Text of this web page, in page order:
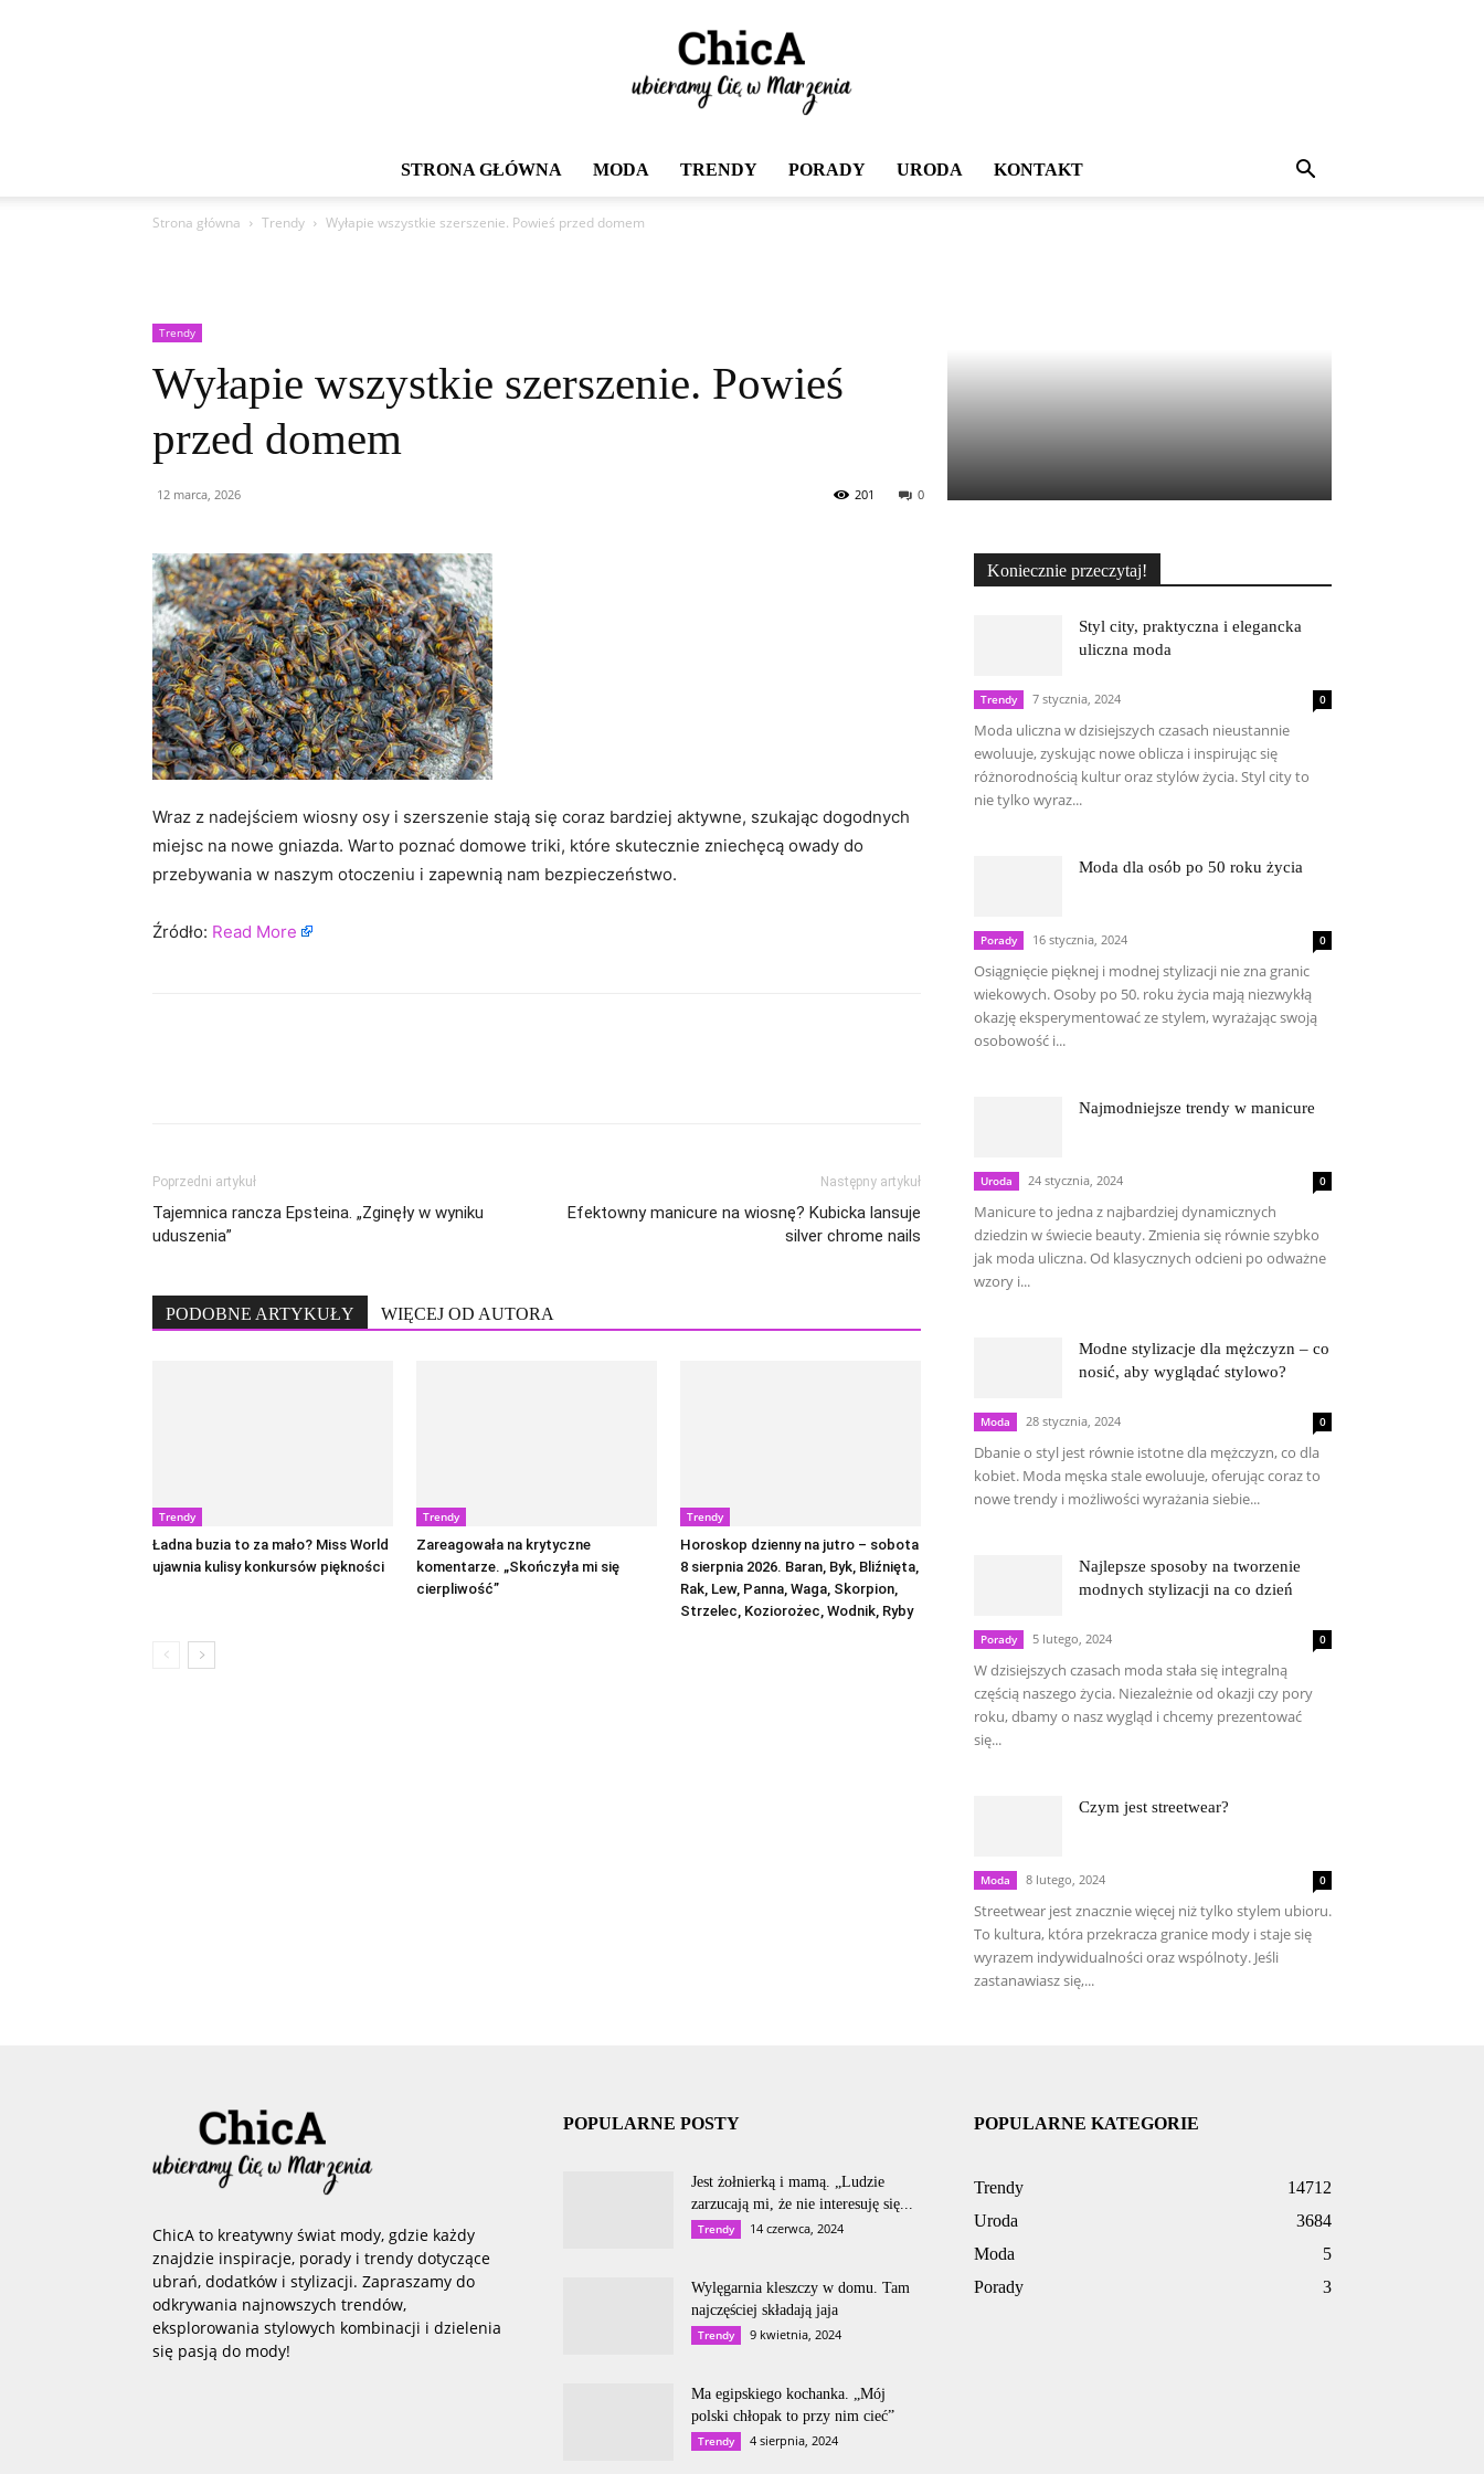
STRONA GŁÓWNA MODA TRENDY PORADY URODA KONTAKT
Strona główna Trendy Wyłapie wszystkie szerszenie. Powieś przed domem
Trendy
Wyłapie wszystkie szerszenie. Powieś
przed domem
12 marca, 2026 0
201
Wraz z nadejściem wiosny osy i szerszenie stają się coraz bardziej aktywne, szukając dogodnych
miejsc na nowe gniazda. Warto poznać domowe triki, które skutecznie zniechęcą owady do
przebywania w naszym otoczeniu i zapewnią nam bezpieczeństwo.
Źródło: Read More
Poprzedni artykuł
Tajemnica rancza Epsteina. „Zginęły w wyniku
uduszenia”
Następny artykuł
Efektowny manicure na wiosnę? Kubicka lansuje
silver chrome nails
PODOBNE ARTYKUŁY WIĘCEJ OD AUTORA
Trendy
Ładna buzia to za mało? Miss World
ujawnia kulisy konkursów piękności
Trendy
Zareagowała na krytyczne
komentarze. „Skończyła mi się
cierpliwość”
Trendy
Horoskop dzienny na jutro – sobota
8 sierpnia 2026. Baran, Byk, Bliźnięta,
Rak, Lew, Panna, Waga, Skorpion,
Strzelec, Koziorożec, Wodnik, Ryby
Koniecznie przeczytaj!
Styl city, praktyczna i elegancka
uliczna moda
Trendy 7 stycznia, 2024 0
Moda uliczna w dzisiejszych czasach nieustannie
ewoluuje, zyskując nowe oblicza i inspirując się
różnorodnością kultur oraz stylów życia. Styl city to
nie tylko wyraz...
Moda dla osób po 50 roku życia
Porady 16 stycznia, 2024 0
Osiągnięcie pięknej i modnej stylizacji nie zna granic
wiekowych. Osoby po 50. roku życia mają niezwykłą
okazję eksperymentować ze stylem, wyrażając swoją
osobowość i...
Najmodniejsze trendy w manicure
Uroda 24 stycznia, 2024 0
Manicure to jedna z najbardziej dynamicznych
dziedzin w świecie beauty. Zmienia się równie szybko
jak moda uliczna. Od klasycznych odcieni po odważne
wzory i...
Modne stylizacje dla mężczyzn – co
nosić, aby wyglądać stylowo?
Moda 28 stycznia, 2024 0
Dbanie o styl jest równie istotne dla mężczyzn, co dla
kobiet. Moda męska stale ewoluuje, oferując coraz to
nowe trendy i możliwości wyrażania siebie...
Najlepsze sposoby na tworzenie
modnych stylizacji na co dzień
Porady 5 lutego, 2024 0
W dzisiejszych czasach moda stała się integralną
częścią naszego życia. Niezależnie od okazji czy pory
roku, dbamy o nasz wygląd i chcemy prezentować
się...
Czym jest streetwear?
Moda 8 lutego, 2024 0
Streetwear jest znacznie więcej niż tylko stylem ubioru.
To kultura, która przekracza granice mody i staje się
wyrazem indywidualności oraz wspólnoty. Jeśli
zastanawiasz się,...
ChicA to kreatywny świat mody, gdzie każdy
znajdzie inspiracje, porady i trendy dotyczące
ubrań, dodatków i stylizacji. Zapraszamy do
odkrywania najnowszych trendów,
eksplorowania stylowych kombinacji i dzielenia
się pasją do mody!
POPULARNE POSTY
Jest żołnierką i mamą. „Ludzie
zarzucają mi, że nie interesuję się...
Trendy 14 czerwca, 2024
Wylęgarnia kleszczy w domu. Tam
najczęściej składają jaja
Trendy 9 kwietnia, 2024
Ma egipskiego kochanka. „Mój
polski chłopak to przy nim cieć”
Trendy 4 sierpnia, 2024
POPULARNE KATEGORIE
Trendy
14712
Uroda
3684
Moda
5
Porady
3